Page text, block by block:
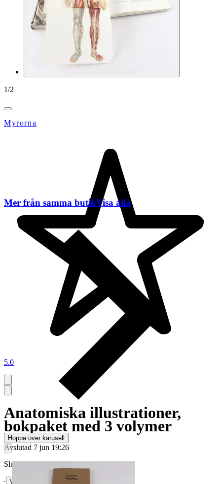
1/2
Myrorna
5.0
Anatomiska illustrationer,
bokpaket med 3 volymer
Avslutad 7 jun 19:26
Slutpris
∙ Visa bud
Mer från samma butikVisa alla
Hoppa över karusell